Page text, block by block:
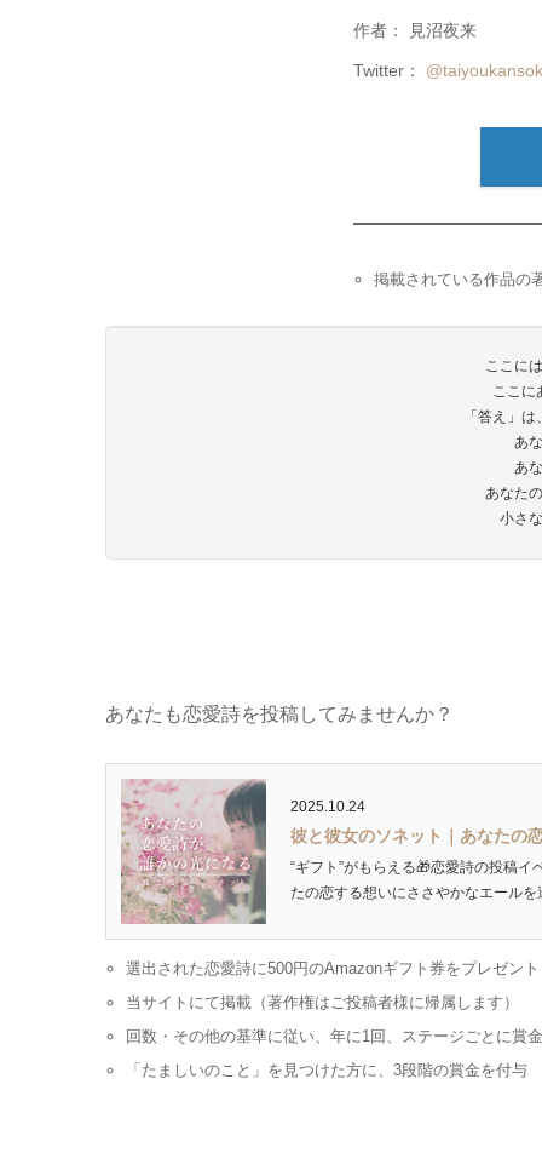
作者： 見沼夜来
Twitter：
掲載されている作品の
ここに
ここ
「答え」
あ
あ
あなた
小さ
あなたも恋愛詩を投稿してみませんか？
2025.10.24
彼と彼女のソネット｜あなたの
“ギフト”がもらえる🎁恋愛詩の投稿
たの恋する想いにささやかなエールを
選出された恋愛詩に500円のAmazonギフト券をプレゼント
当サイトにて掲載（著作権はご投稿者様に帰属します）
回数・その他の基準に従い、年に1回、ステージごとに賞
「たましいのこと」を見つけた方に、3段階の賞金を付与